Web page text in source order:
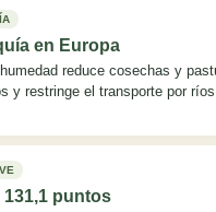
en Europa
reduce cosechas y
y restringe el transporte por
puntos